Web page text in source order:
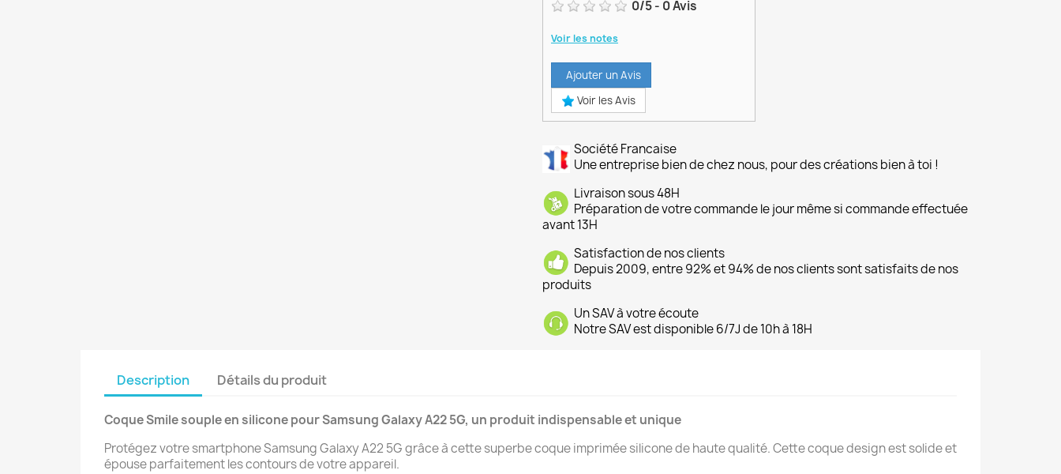
0/5- 0Avis
Voir les notes
Ajouter un Avis
Voir les Avis
Société Francaise
Une entreprise bien de chez nous, pour des créations bien à toi !
Livraison sous 48H
Préparation de votre commande le jour même si commande effectuée
avant 13H
Satisfaction de nos clients
Depuis 2009, entre 92% et 94% de nos clients sont satisfaits de nos
produits
Un SAV à votre écoute
Notre SAV est disponible 6/7J de 10h à 18H
Description Détails du produit
Coque Smile souple en silicone pour Samsung Galaxy A22 5G, un produit indispensable et unique
Protégez votre smartphone Samsung Galaxy A22 5G grâce à cette superbe coque imprimée silicone de haute qualité. Cette coque design est solide et
épouse parfaitement les contours de votre appareil.